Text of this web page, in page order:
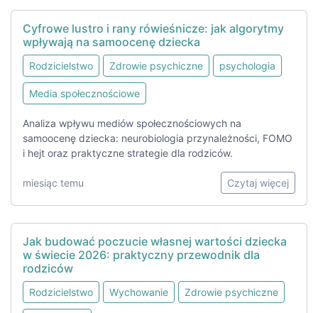
Cyfrowe lustro i rany rówieśnicze: jak algorytmy
wpływają na samoocenę dziecka
Rodzicielstwo Zdrowie psychiczne psychologia
Media społecznościowe
Analiza wpływu mediów społecznościowych na
samoocenę dziecka: neurobiologia przynależności, FOMO
i hejt oraz praktyczne strategie dla rodziców.
miesiąc temu Czytaj więcej
Jak budować poczucie własnej wartości dziecka
w świecie 2026: praktyczny przewodnik dla
rodziców
Rodzicielstwo Wychowanie Zdrowie psychiczne